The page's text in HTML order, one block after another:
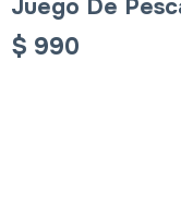
Juego De
$ 990